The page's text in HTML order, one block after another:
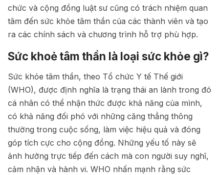
chức và cộng đồng luật sư cũng có trách nhiệm quan
tâm đến sức khỏe tâm thần của các thành viên và tạo
ra các chính sách và chương trình hỗ trợ phù hợp.
Sức khoẻ tâm thần là loại sức khỏe gì?
Sức khỏe tâm thần, theo Tổ chức Y tế Thế giới
(WHO), được định nghĩa là trạng thái an lành trong đó
cá nhân có thể nhận thức được khả năng của mình,
có khả năng đối phó với những căng thẳng thông
thường trong cuộc sống, làm việc hiệu quả và đóng
góp tích cực cho cộng đồng. Những yếu tố này sẽ
ảnh hưởng trực tiếp đến cách mà con người suy nghĩ,
cảm nhận và hành vi. WHO nhấn mạnh rằng sức